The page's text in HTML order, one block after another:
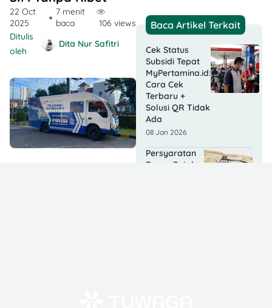
22 Oct
2025
7 menit
baca
106 views
Ditulis
oleh
Dita Nur Safitri
Baca Artikel Terkait
Cek Status
Subsidi Tepat
MyPertamina.id:
Cara Cek
Terbaru +
Solusi QR Tidak
Ada
08 Jan 2026
Persyaratan
Bayar Pajak